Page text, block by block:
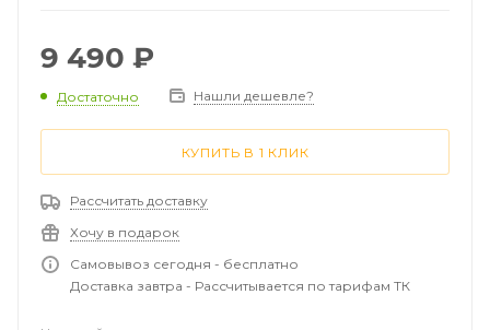
9 490 ₽
Достаточно Нашли дешевле?
КУПИТЬ В 1 КЛИК
Рассчитать доставку
Хочу в подарок
Самовывоз сегодня - бесплатно
Доставка завтра - Рассчитывается по тарифам ТК